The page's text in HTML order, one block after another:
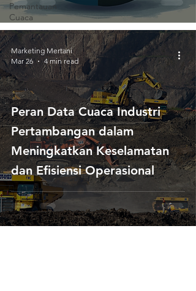
Pemantauan
Cuaca
Peran Data Cuaca Industri
Pertambangan dalam
Meningkatkan Keselamatan
dan Efisiensi Operasional
Marketing Mertani
Mar 26
4 min read